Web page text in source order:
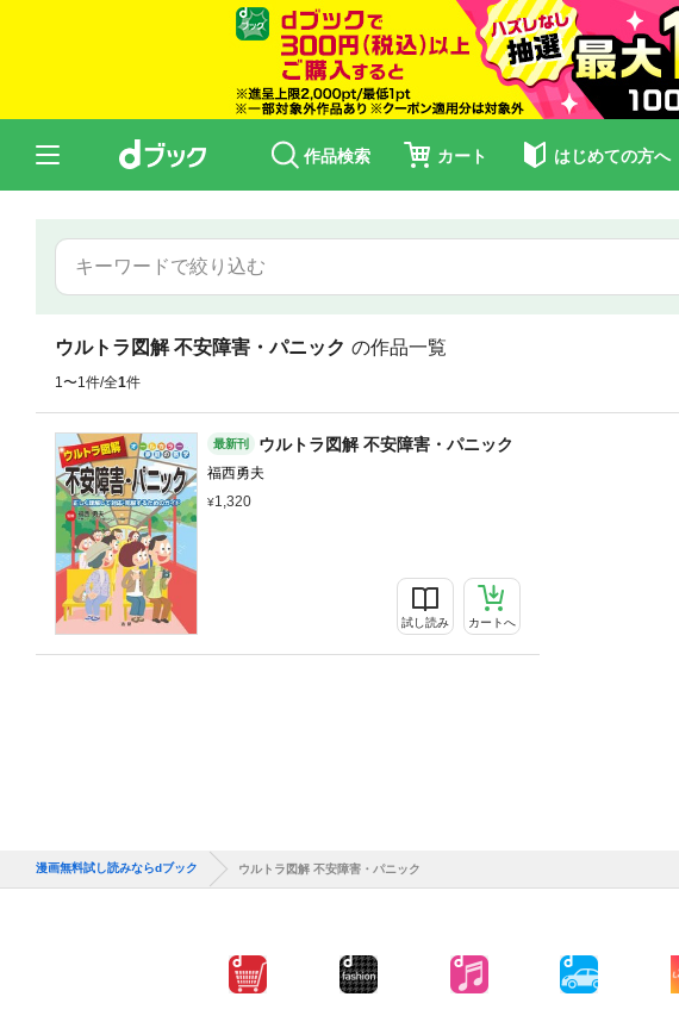
作品検索 カート はじめての方へ
ウルトラ図解 不安障害・パニック の作品一覧
1〜1件/全1件
最新刊 ウルトラ図解 不安障害・パニック
福西勇夫
1,320
試し読み カートへ
漫画無料試し読みならdブック ウルトラ図解 不安障害・パニック